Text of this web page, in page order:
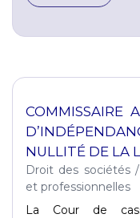
COMMISSAIRE
NULLITÉ DE LA
Droit des sociétés/
et professionnelles
La Cour de